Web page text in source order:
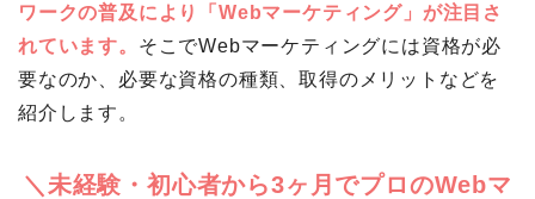
ワークの普及により「Webマーケティング」が注目さ
れています。 そこでWebマーケティングには資格が必
要なのか、必要な資格の種類、取得のメリットなどを
紹介します。
＼未経験・初心者から3ヶ月でプロのWebマ